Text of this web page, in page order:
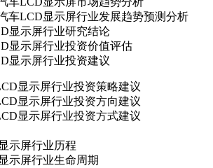
LCD显示屏行业发展趋势预测分析
示屏行业研究结论
示屏行业投资价值评估
示屏行业投资建议
示屏行业投资策略建议
示屏行业投资方向建议
示屏行业投资方式建议
屏行业历程
屏行业生命周期